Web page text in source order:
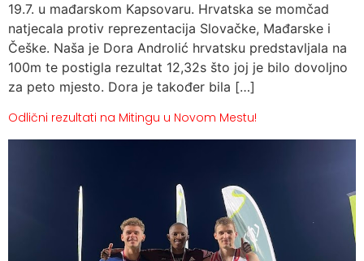
19.7. u mađarskom Kapsovaru. Hrvatska se momčad
natjecala protiv reprezentacija Slovačke, Mađarske i
Češke. Naša je Dora Androlić hrvatsku predstavljala na
100m te postigla rezultat 12,32s što joj je bilo dovoljno
za peto mjesto. Dora je također bila […]
Odlični rezultati na Mitingu u Novom Mestu!